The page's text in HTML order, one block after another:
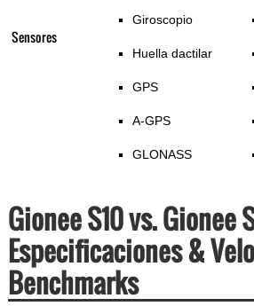
Sensores
Giroscopio
Huella dactilar
GPS
A-GPS
GLONASS
Gionee S10 vs. Gionee
Especificaciones &
Benchmarks